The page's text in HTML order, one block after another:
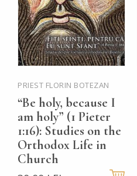
PRIEST FLORIN BOTEZAN
“Be holy, because I
am holy” (1 Pieter
1:16): Studies on the
Orthodox Life in
Church